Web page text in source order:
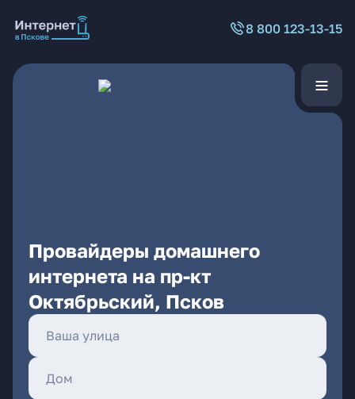
8 800 123-13-15
Провайдеры домашнего
интернета на пр-кт
Октябрьский, Псков